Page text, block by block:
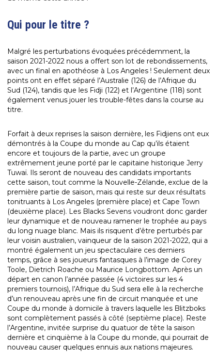
Qui pour le titre ?
Malgré les perturbations évoquées précédemment, la
saison 2021-2022 nous a offert son lot de rebondissements,
avec un final en apothéose à Los Angeles ! Seulement deux
points ont en effet séparé l’Australie (126) de l’Afrique du
Sud (124), tandis que les Fidji (122) et l’Argentine (118) sont
également venus jouer les trouble-fêtes dans la course au
titre.
Forfait à deux reprises la saison dernière, les Fidjiens ont eux
démontrés à la Coupe du monde au Cap qu’ils étaient
encore et toujours de la partie, avec un groupe
extrêmement jeune porté par le capitaine historique Jerry
Tuwaï. Ils seront de nouveau des candidats importants
cette saison, tout comme la Nouvelle-Zélande, exclue de la
première partie de saison, mais qui reste sur deux résultats
tonitruants à Los Angeles (première place) et Cape Town
(deuxième place). Les Blacks Sevens voudront donc garder
leur dynamique et de nouveau ramener le trophée au pays
du long nuage blanc. Mais ils risquent d’être perturbés par
leur voisin australien, vainqueur de la saison 2021-2022, qui a
montré également un jeu spectaculaire ces derniers
temps, grâce à ses joueurs fantasques à l’image de Corey
Toole, Dietrich Roache ou Maurice Longbottom. Après un
départ en canon l’année passée (4 victoires sur les 4
premiers tournois), l’Afrique du Sud sera elle à la recherche
d’un renouveau après une fin de circuit manquée et une
Coupe du monde à domicile à travers laquelle les Blitzboks
sont complètement passés à côté (septième place). Reste
l’Argentine, invitée surprise du quatuor de tête la saison
dernière et cinquième à la Coupe du monde, qui pourrait de
nouveau causer quelques ennuis aux nations majeures.